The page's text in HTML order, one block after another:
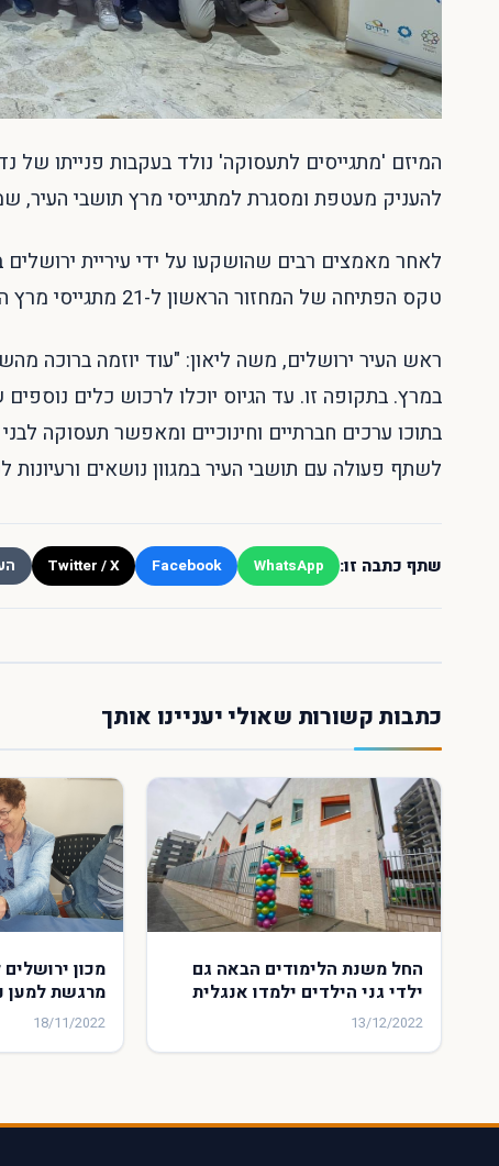
המיזם 'מתגייסים לתעסוקה' נולד בעקבות פנייתו של
להעניק מעטפת ומסגרת למתגייסי מרץ תושבי העיר,
לאחר מאמצים רבים שהושקעו על ידי עיריית ירושלים
טקס הפתיחה של המחזור הראשון ל-21 מתגייסי מרץ המשתתפים במיזם.
ראש העיר ירושלים, משה ליאון: "עוד יוזמה ברוכה
במרץ. בתקופה זו. עד הגיוס יוכלו לרכוש כלים
בתוכו ערכים חברתיים וחינוכיים ומאפשר תעסוקה
לשתף פעולה עם תושבי העיר במגוון נושאים ורעיונות
שתף כתבה זו: WhatsApp
Facebook
Twitter / X
כתבות קשורות שאולי יעניינו אותך
החל משנת הלימודים הבאה גם
ילדי גני הילדים ילמדו אנגלית
13/12/2022
מכון
מרגשת למען
מירושלים
18/11/2022